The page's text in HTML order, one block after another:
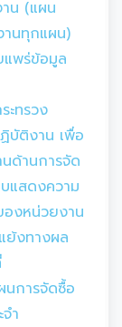
น (แผน
านทุกแผน)
แพร่ข้อมูล
ะทรวง
บัติงาน เพื่อ
ด้านการจัด
แสดงความ
องหน่วยงาน
ย้งทางผล
นการจัดซื้อ
ำ